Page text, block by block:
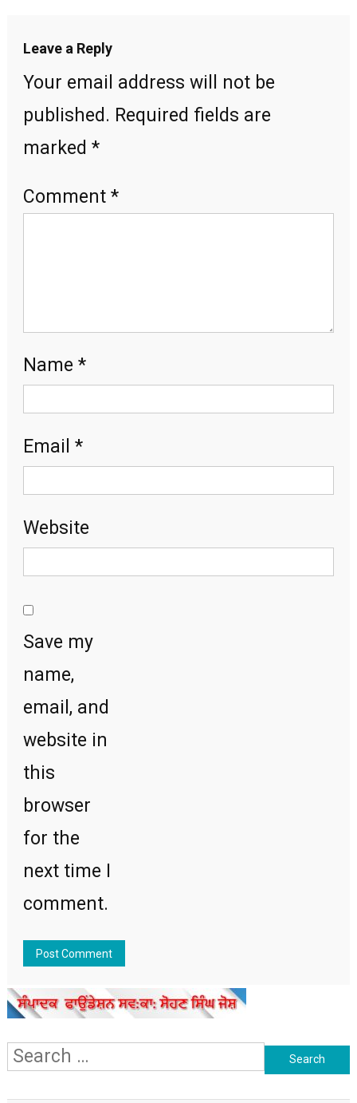
Leave a Reply
Your email address will not be
published. Required fields are
marked *
Comment *
Name *
Email *
Website
Save my
name,
email, and
website in
this
browser
for the
next time I
comment.
Search